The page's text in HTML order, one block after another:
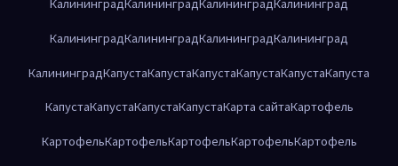
КалининградКалининградКалининградКалининград
КалининградКапустаКапустаКапустаКапустаКапустаКапуста
КапустаКапустаКапустаКапустаКарта сайтаКартофель
КартофельКартофельКартофельКартофельКартофель